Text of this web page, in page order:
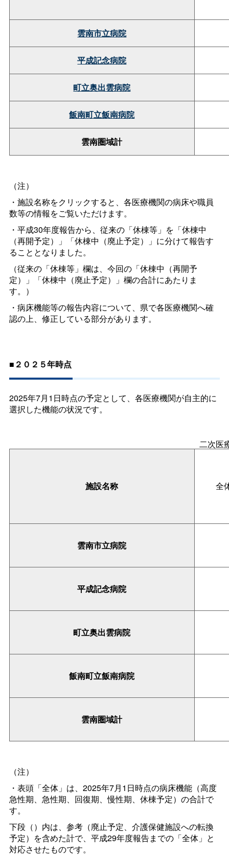
雲南市立病院
平成記念病院
町立奥出雲病院
飯南町立飯南病院
雲南圏域計
（注）
・施設名称をクリックすると、各医療機関の病床や職員
数等の情報をご覧いただけます。
・平成30年度報告から、従来の「休棟等」を「休棟中
（再開予定）」「休棟中（廃止予定）」に分けて報告す
ることとなりました。
（従来の「休棟等」欄は、今回の「休棟中（再開予
定）」「休棟中（廃止予定）」欄の合計にあたりま
す。）
・病床機能等の報告内容について、県で各医療機関へ確
認の上、修正している部分があります。
■２０２５年時点
2025年7月1日時点の予定として、各医療機関が自主的に
選択した機能の状況です。
二次医
施設名称 全
雲南市立病院
平成記念病院
町立奥出雲病院
飯南町立飯南病院
雲南圏域計
（注）
・表頭「全体」は、2025年7月1日時点の病床機能（高度
急性期、急性期、回復期、慢性期、休棟予定）の合計で
す。
下段（）内は、参考（廃止予定、介護保健施設への転換
予定）を含めた計で、平成29年度報告までの「全体」と
対応させたものです。